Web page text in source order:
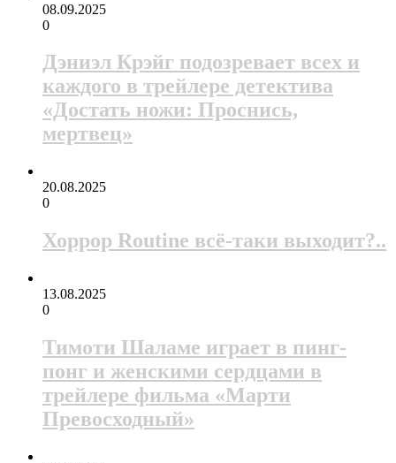
08.09.2025
0
Дэниэл Крэйг подозревает всех и
каждого в трейлере детектива
«Достать ножи: Проснись,
мертвец»
20.08.2025
0
Хоррор Routine всё-таки выходит?..
13.08.2025
0
Тимоти Шаламе играет в пинг-
понг и женскими сердцами в
трейлере фильма «Марти
Превосходный»